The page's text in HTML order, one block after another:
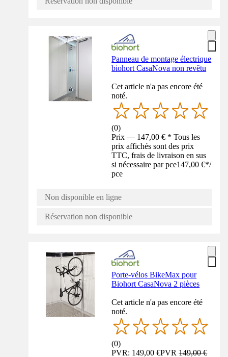
Panneau de montage électrique
biohort CasaNova non revêtu
Cet article n'a pas encore été
noté.
(0)
Prix — 147,00 € * Tous les
prix affichés sont des prix
TTC, frais de livraison en sus
si nécessaire par pce147,00 €*/
pce
Non disponible en ligne
Réservation non disponible
Porte-vélos BikeMax pour
Biohort CasaNova 2 pièces
Cet article n'a pas encore été
noté.
(0)
PVR: 149,00 €PVR149,00 €